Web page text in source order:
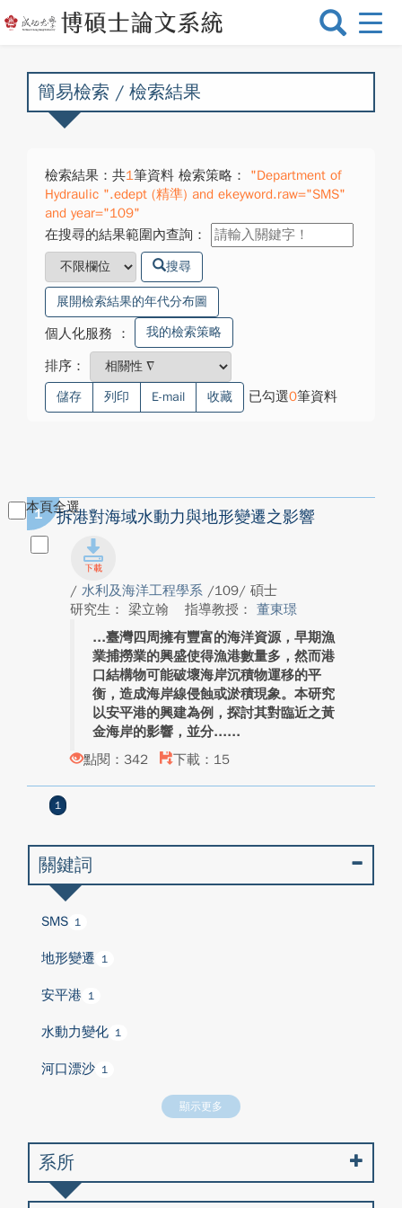
選
換
簡易檢索 / 檢索結果
檢索結果：共1筆資料 檢索策略：
"Department of
Hydraulic ".edept (精準) and ekeyword.raw="SMS"
and year="109"
在搜尋的結果範圍內查詢：
搜尋
展開檢索結果的年代分布圖
個人化服務 ： 我的檢索策略
排序：
儲存 列印 E-mail 收藏 已勾選0筆資料
本頁全選
1 拆港對海域水動力與地形變遷之影響
/ 水利及海洋工程學系 /109/ 碩士
研究生： 梁立翰
指導教授： 董東璟
臺灣四周擁有豐富的海洋資源，早期漁
業捕撈業的興盛使得漁港數量多，然而港
口結構物可能破壞海岸沉積物運移的平
衡，造成海岸線侵蝕或淤積現象。本研究
以安平港的興建為例，探討其對臨近之黃
金海岸的影響，並分...
點閱：342
下載：15
1
關鍵詞
SMS 1
地形變遷 1
安平港 1
水動力變化 1
河口漂沙 1
顯示更多
系所